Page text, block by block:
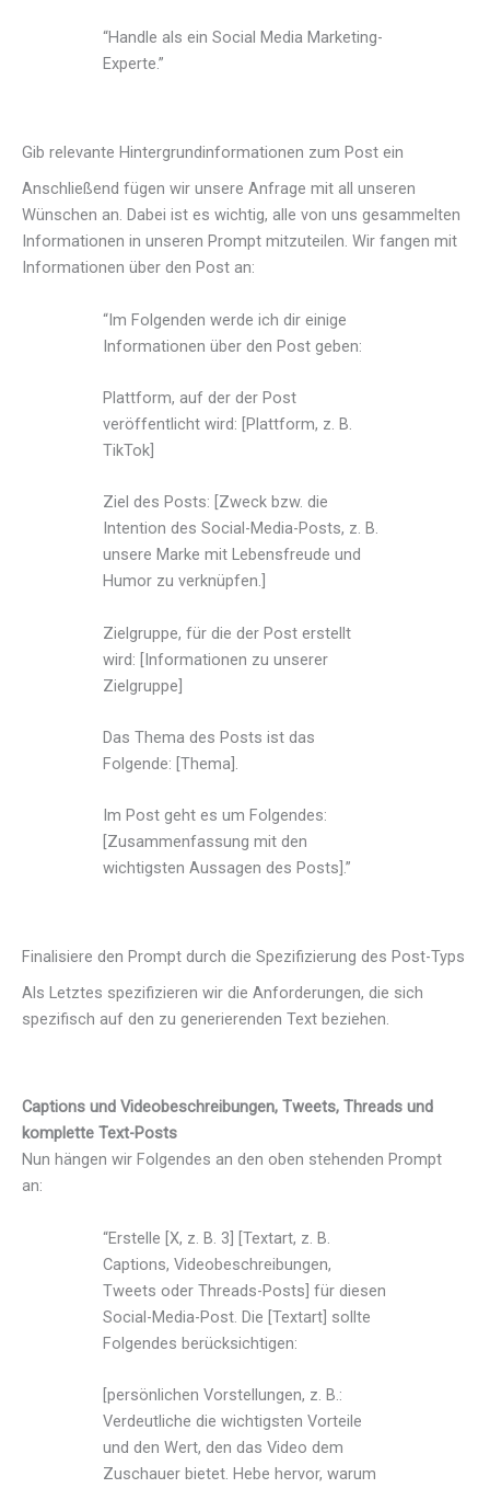
“Handle als ein Social Media Marketing-
Experte.”
Gib relevante Hintergrundinformationen zum Post ein
Anschließend fügen wir unsere Anfrage mit all unseren
Wünschen an. Dabei ist es wichtig, alle von uns gesammelten
Informationen in unseren Prompt mitzuteilen. Wir fangen mit
Informationen über den Post an:
“Im Folgenden werde ich dir einige
Informationen über den Post geben:
Plattform, auf der der Post
veröffentlicht wird: [Plattform, z. B.
TikTok]
Ziel des Posts: [Zweck bzw. die
Intention des Social-Media-Posts, z. B.
unsere Marke mit Lebensfreude und
Humor zu verknüpfen.]
​​Zielgruppe, für die der Post erstellt
wird: [Informationen zu unserer
Zielgruppe]
Das Thema des Posts ist das
Folgende: [Thema].
Im Post geht es um Folgendes:
[Zusammenfassung mit den
wichtigsten Aussagen des Posts].”
Finalisiere den Prompt durch die Spezifizierung des Post-Typs
Als Letztes spezifizieren wir die Anforderungen, die sich
spezifisch auf den zu generierenden Text beziehen.
Captions und Videobeschreibungen, Tweets, Threads und
komplette Text-Posts
Nun hängen wir Folgendes an den oben stehenden Prompt
an:
“Erstelle [X, z. B. 3] [Textart, z. B.
Captions, Videobeschreibungen,
Tweets oder Threads-Posts] für diesen
Social-Media-Post. Die [Textart] sollte
Folgendes berücksichtigen:
[persönlichen Vorstellungen, z. B.:
Verdeutliche die wichtigsten Vorteile
und den Wert, den das Video dem
Zuschauer bietet. Hebe hervor, warum